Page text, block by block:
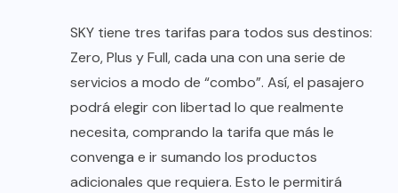
SKY tiene tres tarifas para todos sus destinos:
Zero, Plus y Full, cada una con una serie de
servicios a modo de “combo”. Así, el pasajero
podrá elegir con libertad lo que realmente
necesita, comprando la tarifa que más le
convenga e ir sumando los productos
adicionales que requiera. Esto le permitirá